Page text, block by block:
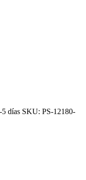
días SKU: PS-12180-